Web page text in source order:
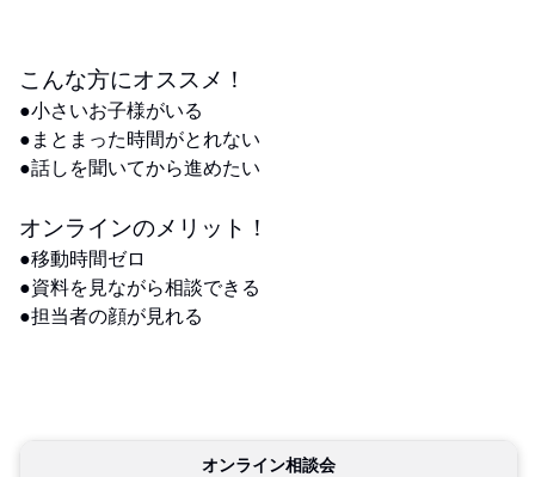
こんな方にオススメ！
●小さいお子様がいる
●まとまった時間がとれない
●話しを聞いてから進めたい
オンラインのメリット！
●移動時間ゼロ
●資料を見ながら相談できる
●担当者の顔が見れる
オンライン相談会